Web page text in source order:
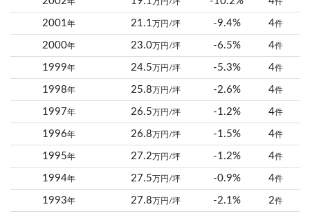
2001年 21.1 万円/坪 -9.4% 4件
2000年 23.0万円/坪 -6.5% 4件
1999年 24.5 万円/坪 -5.3% 4件
1998年 25.8 万円/坪 -2.6% 4件
1997年 26.5 万円/坪 -1.2% 4件
1996年 26.8 万円/坪 -1.5% 4件
1995年 27.2 万円/坪 -1.2% 4件
1994年 27.5 万円/坪 -0.9% 4件
1993年 27.8 万円/坪 -2.1% 2件